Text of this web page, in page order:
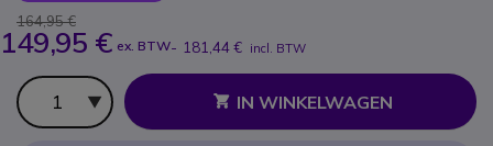
164,95 €
149,95 € ex. BTW- 181,44 € incl. BTW
Aantal
IN WINKELWAGEN